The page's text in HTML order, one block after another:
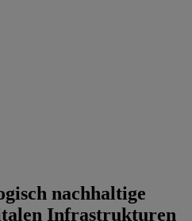
nachhaltige
Infrastrukturen